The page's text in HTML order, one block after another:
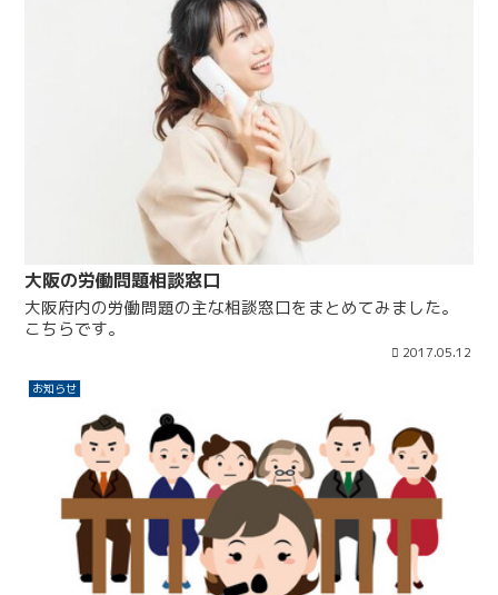
大阪の労働問題相談窓口
大阪府内の労働問題の主な相談窓口をまとめてみました。
こちらです。
2017.05.12
お知らせ